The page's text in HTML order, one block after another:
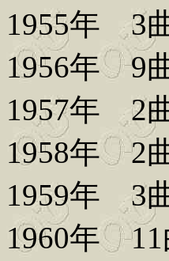
1955年 3
1956年 9
1957年 2
1958年 2
1959年 3
1960年 11